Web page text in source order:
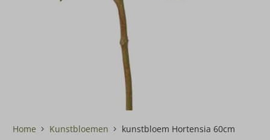
Home Kunstbloemen kunstbloem Hortensia 60cm